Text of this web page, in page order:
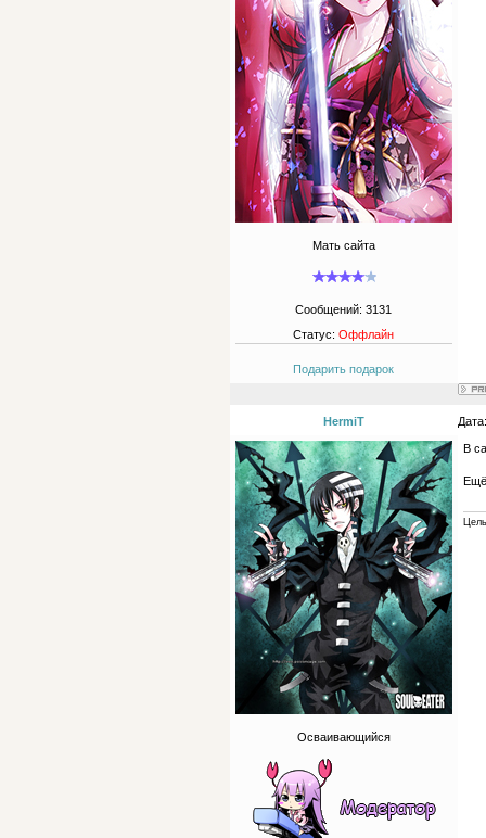
Мать сайта
Сообщений:3131
Статус:Оффлайн
Подарить подарок
HermiT
Осваивающийся
В
Ещё